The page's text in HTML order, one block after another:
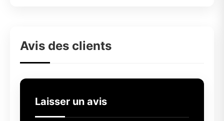
Avis des clients
Laisser un avis